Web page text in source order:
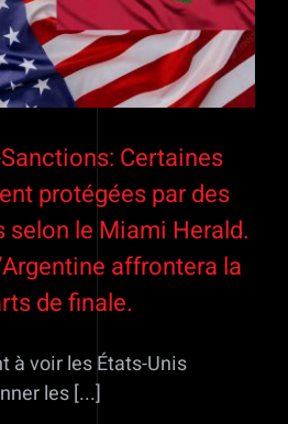
Certaines
protégées par des
le Miami Herald.
affrontera la
de finale.
à voir les États-Unis
les [...]